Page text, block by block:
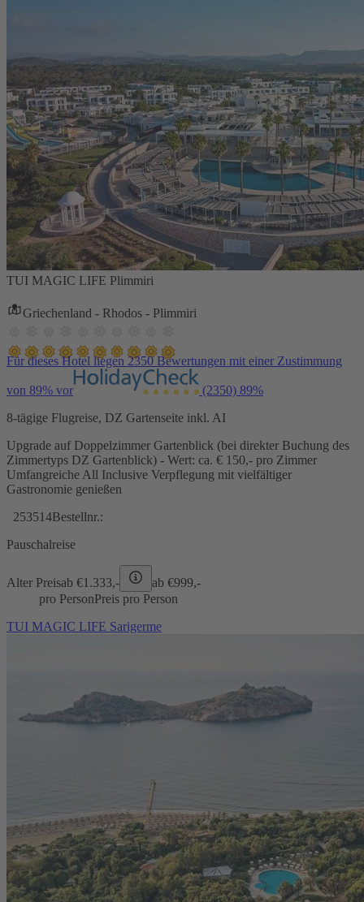
TUI MAGIC LIFE Plimmiri
Griechenland - Rhodos - Plimmiri
Für dieses Hotel liegen 2350 Bewertungen mit einer Zustimmung
von 89% vor (2350) 89%
8-tägige Flugreise, DZ Gartenseite inkl. AI
Upgrade auf Doppelzimmer Gartenblick (bei direkter Buchung des
Zimmertyps DZ Gartenblick) - Wert: ca. € 150,- pro Zimmer
Umfangreiche All Inclusive Verpflegung mit vielfältiger
Gastronomie genießen
253514Bestellnr.:
Pauschalreise
Alter Preisab €1.333,- ab €999,-
pro PersonPreis pro Person
TUI MAGIC LIFE Sarigerme